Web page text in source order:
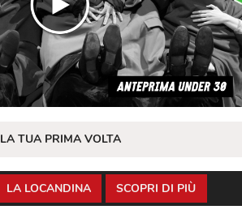
LA TUA PRIMA VOLTA
LA LOCANDINA SCOPRI DI PIÙ